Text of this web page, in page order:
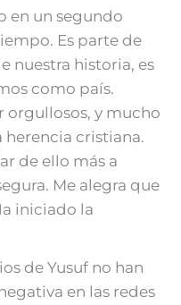
en un segundo
Es parte de
nuestra historia, es
como país.
orgullosos, y mucho
herencia cristiana.
de ello más a
Me alegra que
iniciado la
de Yusuf no han
en las redes